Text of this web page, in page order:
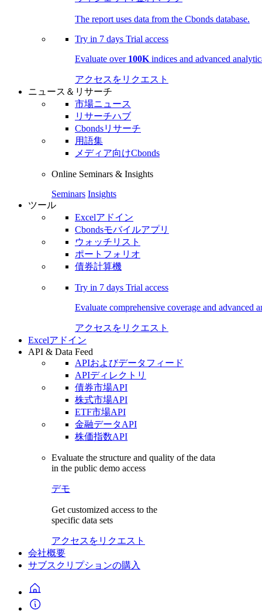
The report uses data from the Cbonds database.
Try in 7 days Trial access
Evaluate over 100K indices and advanced
アクセスをリクエスト
ニュース＆リサーチ
市場ニュース
リサーチハブ
Cbondsリサーチ
用語集
メディア向けCbonds
Online Seminars & Insights
Seminars Insights
ツール
Excelアドイン
Cbondsモバイルアプリ
ウォッチリスト
ポートフォリオ
債券計算機
Try in 7 days Trial access
Evaluate comprehensive coverage and advanced
アクセスをリクエスト
Excelアドイン
API & Data Feed
APIおよびデータフィード
APIディレクトリ
債券市場API
株式市場API
ETF市場API
金融データAPI
株価指数API
Evaluate the structure and quality of the data
in the public demo access
デモ
Get customized access to the
specific data sets
アクセスをリクエスト
会社概要
サブスクリプションの購入